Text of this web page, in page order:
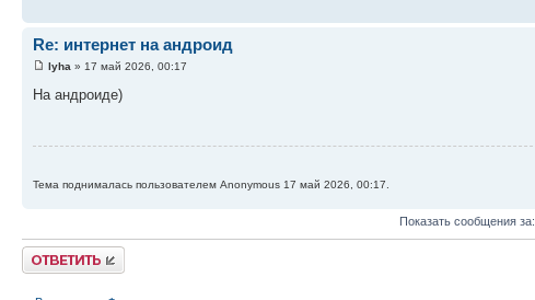
Re: интернет на андроид
lyha » 17 май 2026, 00:17
На андроиде)
Тема поднималась пользователем Anonymous 17 май 2026, 00:17.
Показать сообщения за:
Ответить